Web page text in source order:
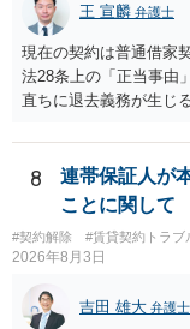
王 宣麟 弁護士
現在の契約は普通借家
法28条上の「正当事由
直ちに退去義務が生じ
新たな定期借家契約を
前提であり、借主が同
績、子どもの学校や
などは、借主側の強い
重視される要素ですの
がない限り、更新拒絶
れます。 建物が未登
に否定するものではな
8
連帯保証人が
ことに関して
#契約解除 #賃貸契約トラブ
2026年8月3日
吉田 雄大 弁護士